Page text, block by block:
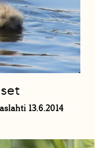
13.6.2014